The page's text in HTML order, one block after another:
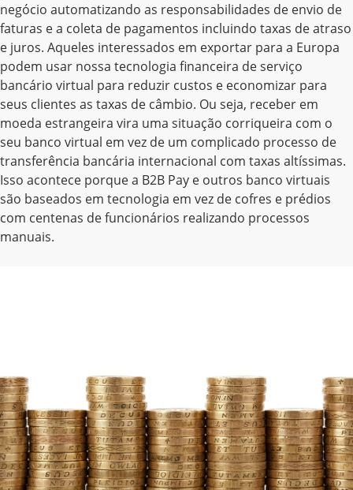
negócio automatizando as responsabilidades de envio de
faturas e a coleta de pagamentos incluindo taxas de atraso
e juros. Aqueles interessados em exportar para a Europa
podem usar nossa tecnologia financeira de serviço
bancário virtual para reduzir custos e economizar para
seus clientes as taxas de câmbio. Ou seja, receber em
moeda estrangeira vira uma situação corriqueira com o
seu banco virtual em vez de um complicado processo de
transferência bancária internacional com taxas altíssimas.
Isso acontece porque a B2B Pay e outros banco virtuais
são baseados em tecnologia em vez de cofres e prédios
com centenas de funcionários realizando processos
manuais.